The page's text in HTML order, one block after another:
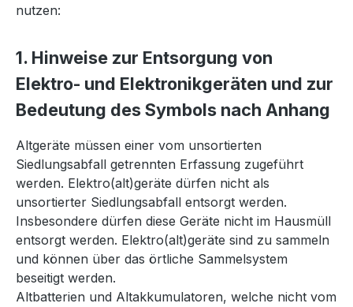
nutzen:
1. Hinweise zur Entsorgung von
Elektro- und Elektronikgeräten und zur
Bedeutung des Symbols nach Anhang
Altgeräte müssen einer vom unsortierten
Siedlungsabfall getrennten Erfassung zugeführt
werden. Elektro(alt)geräte dürfen nicht als
unsortierter Siedlungsabfall entsorgt werden.
Insbesondere dürfen diese Geräte nicht im Hausmüll
entsorgt werden. Elektro(alt)geräte sind zu sammeln
und können über das örtliche Sammelsystem
beseitigt werden.
Altbatterien und Altakkumulatoren, welche nicht vom